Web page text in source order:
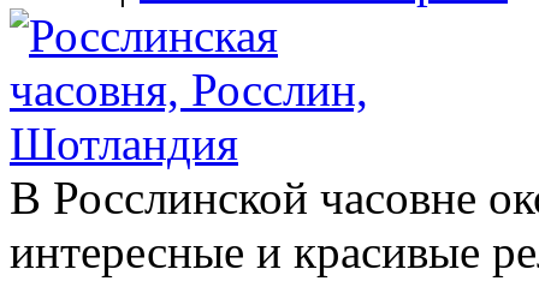
В Росслинской часовне
интересные и красивые